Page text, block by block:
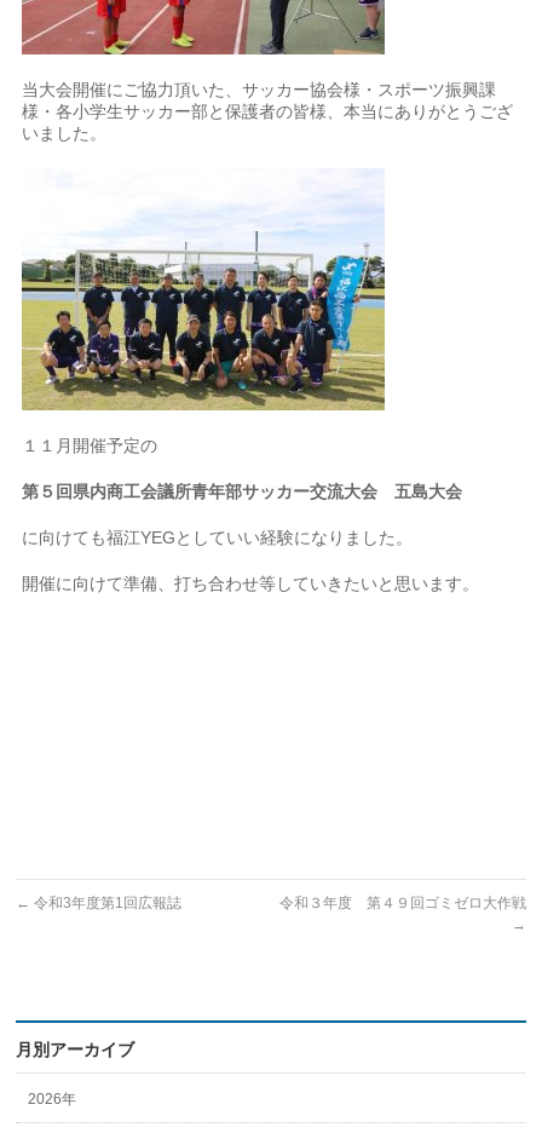
当大会開催にご協力頂いた、サッカー協会様・スポーツ振興課
様・各小学生サッカー部と保護者の皆様、本当にありがとうござ
いました。
１１月開催予定の
第５回県内商工会議所青年部サッカー交流大会 五島大会
に向けても福江YEGとしていい経験になりました。
開催に向けて準備、打ち合わせ等していきたいと思います。
← 令和3年度第1回広報誌
令和３年度 第４９回ゴミゼロ大作戦
→
月別アーカイブ
2026年